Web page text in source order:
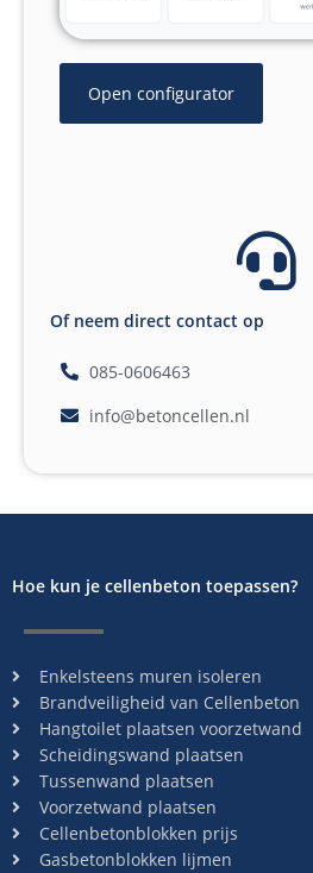
Open configurator
Of neem direct contact op
085-0606463
info@betoncellen.nl
Hoe kun je cellenbeton toepassen?
Enkelsteens muren isoleren
Brandveiligheid van Cellenbeton
Hangtoilet plaatsen voorzetwand
Scheidingswand plaatsen
Tussenwand plaatsen
Voorzetwand plaatsen
Cellenbetonblokken prijs
Gasbetonblokken lijmen